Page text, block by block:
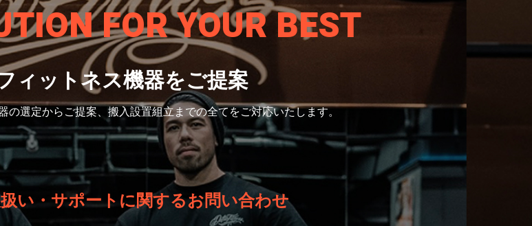
FOR YOUR BEST
ィットネス機器をご提案
の選定から ご提案、搬入設置組立までの全てをご対応いたします。
い・サポートに関するお問い合わせ